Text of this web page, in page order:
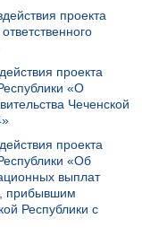
проекта
проекта
«О
Чеченской
проекта
«Об
выплат
прибывшим
Республики с